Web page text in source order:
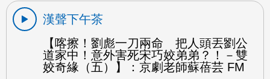
漢聲下午茶
【喀擦！劉彪一刀兩命 把人頭丟劉公
道家中！意外害死宋巧姣弟弟？！－雙
姣奇緣（五）】：京劇老師蘇蓓芸 FM